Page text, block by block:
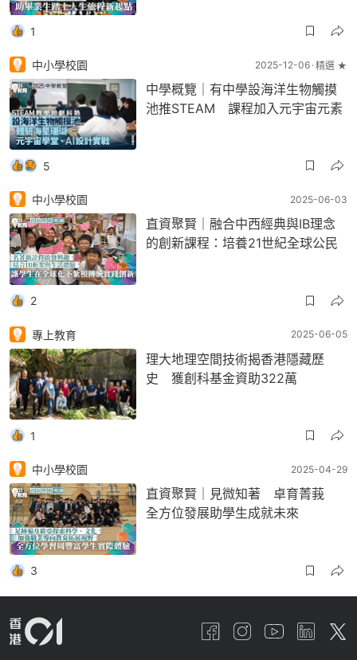
1
中小學校園 2025-12-06 精選 ★
中學概覽｜有中學設海洋生物觸摸
池推STEAM 課程加入元宇宙元素
5
中小學校園 2025-06-03
直資聚賢｜融合中西經典與IB理念
的創新課程：培養21世紀全球公民
2
專上教育 2025-06-05
理大地理空間技術揭香港隱藏歷
史 獲創科基金資助322萬
1
中小學校園 2025-04-29
直資聚賢｜見微知著 卓育菁莪
全方位發展助學生成就未來
3